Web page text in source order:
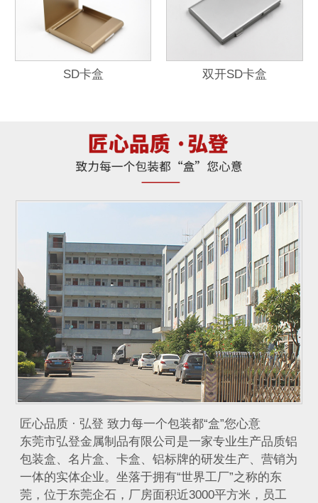
SD卡盒 双开SD卡盒
匠心品质 · 弘登 致力每一个包装都“盒”您心意
东莞市弘登金属制品有限公司是一家专业生产品质铝
包装盒、名片盒、卡盒、铝标牌的研发生产、营销为
一体的实体企业。坐落于拥有“世界工厂”之称的东
莞，位于东莞企石，厂房面积近3000平方米，员工